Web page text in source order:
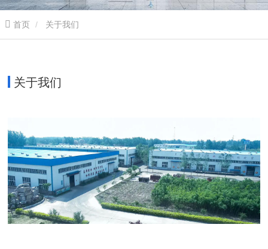
首页 关于我们
关于我们